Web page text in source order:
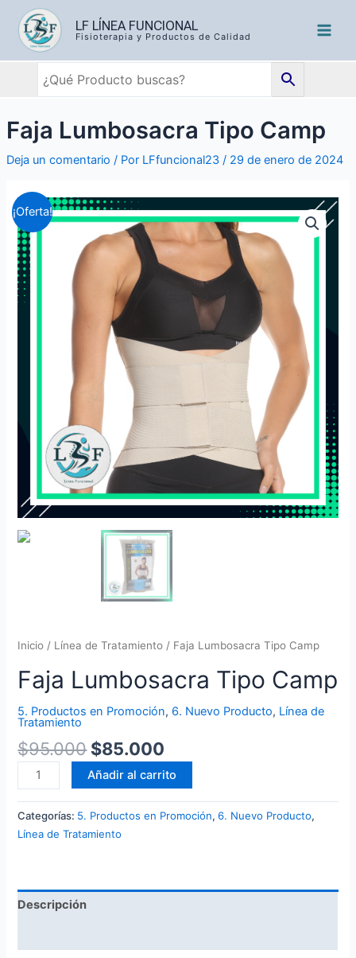
LF LÍNEA FUNCIONAL
Fisioterapia y Productos de Calidad
Faja Lumbosacra Tipo Camp
Deja un comentario / Por LFfuncional23 / 29 de enero de 2024
¡Oferta!
Inicio / Línea de Tratamiento / Faja Lumbosacra Tipo Camp
Faja Lumbosacra Tipo Camp
5. Productos en Promoción, 6. Nuevo Producto, Línea de
Tratamiento
$95.000 $85.000
Añadir al carrito
Categorías: 5. Productos en Promoción,6. Nuevo Producto,
Línea de Tratamiento
Descripción